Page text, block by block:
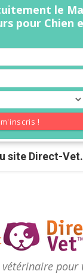
site Direct-
vétérinaire pour
le
pour Chien